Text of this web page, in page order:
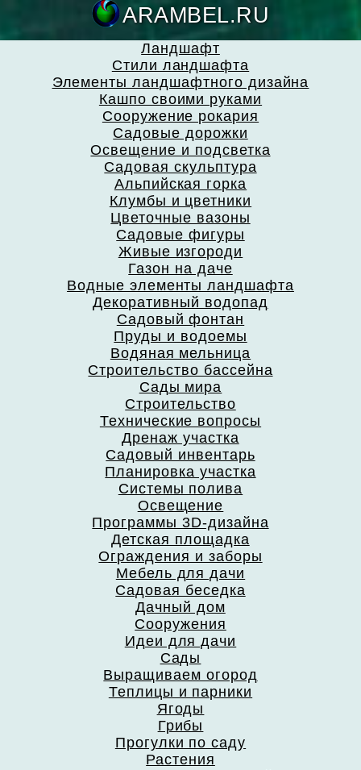
Ландшафт
Стили ландшафта
Элементы ландшафтного дизайна
Кашпо своими руками
Сооружение рокария
Садовые дорожки
Освещение и подсветка
Садовая скульптура
Альпийская горка
Клумбы и цветники
Цветочные вазоны
Садовые фигуры
Живые изгороди
Газон на даче
Водные элементы ландшафта
Декоративный водопад
Садовый фонтан
Пруды и водоемы
Водяная мельница
Строительство бассейна
Сады мира
Строительство
Технические вопросы
Дренаж участка
Садовый инвентарь
Планировка участка
Системы полива
Освещение
Программы 3D-дизайна
Детская площадка
Ограждения и заборы
Мебель для дачи
Садовая беседка
Дачный дом
Сооружения
Идеи для дачи
Сады
Выращиваем огород
Теплицы и парники
Ягоды
Грибы
Прогулки по саду
Растения